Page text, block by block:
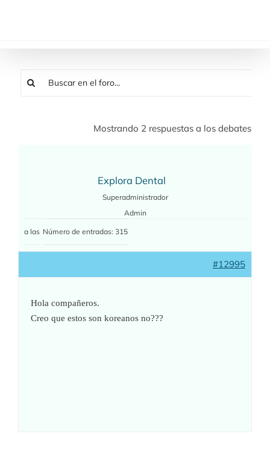
Mostrando 2 respuestas a los debates
Explora Dental
Superadministrador
Admin
a las Número de entradas: 315
#12995
Hola compañeros.
Creo que estos son koreanos no???